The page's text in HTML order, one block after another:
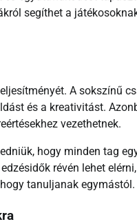
segíthet a
A sokszínű
és a kreativitást.
vezethetnek.
hogy minden tag
révén lehet
tanuljanak egymástól.